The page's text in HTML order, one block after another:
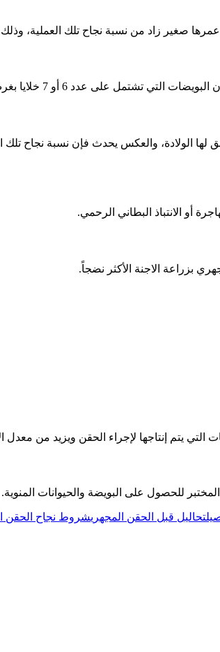
صغير زاد من نسبة نجاح تلك العملية،
نسبة نجاح العملية حتى يتم زراعتها داخل الرحم.
الولادة، والعكس يحدث فإن نسبة نجاح تلك
أو الانتباذ البطاني الرحمي.
بزراعة الاجنة الأكثر نضجاً.
يتم إنتاجها لإجراء الحقن ويزيد من معدل
للحصول على البويضة والحيوانات المنوية.
تحاليل قبل الحقن المجهريشروط نجاح الحقن